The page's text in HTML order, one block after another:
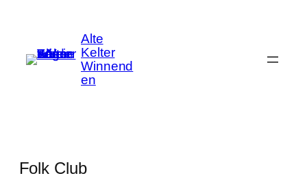
Alte
Kelter
Winnend
en
Folk Club